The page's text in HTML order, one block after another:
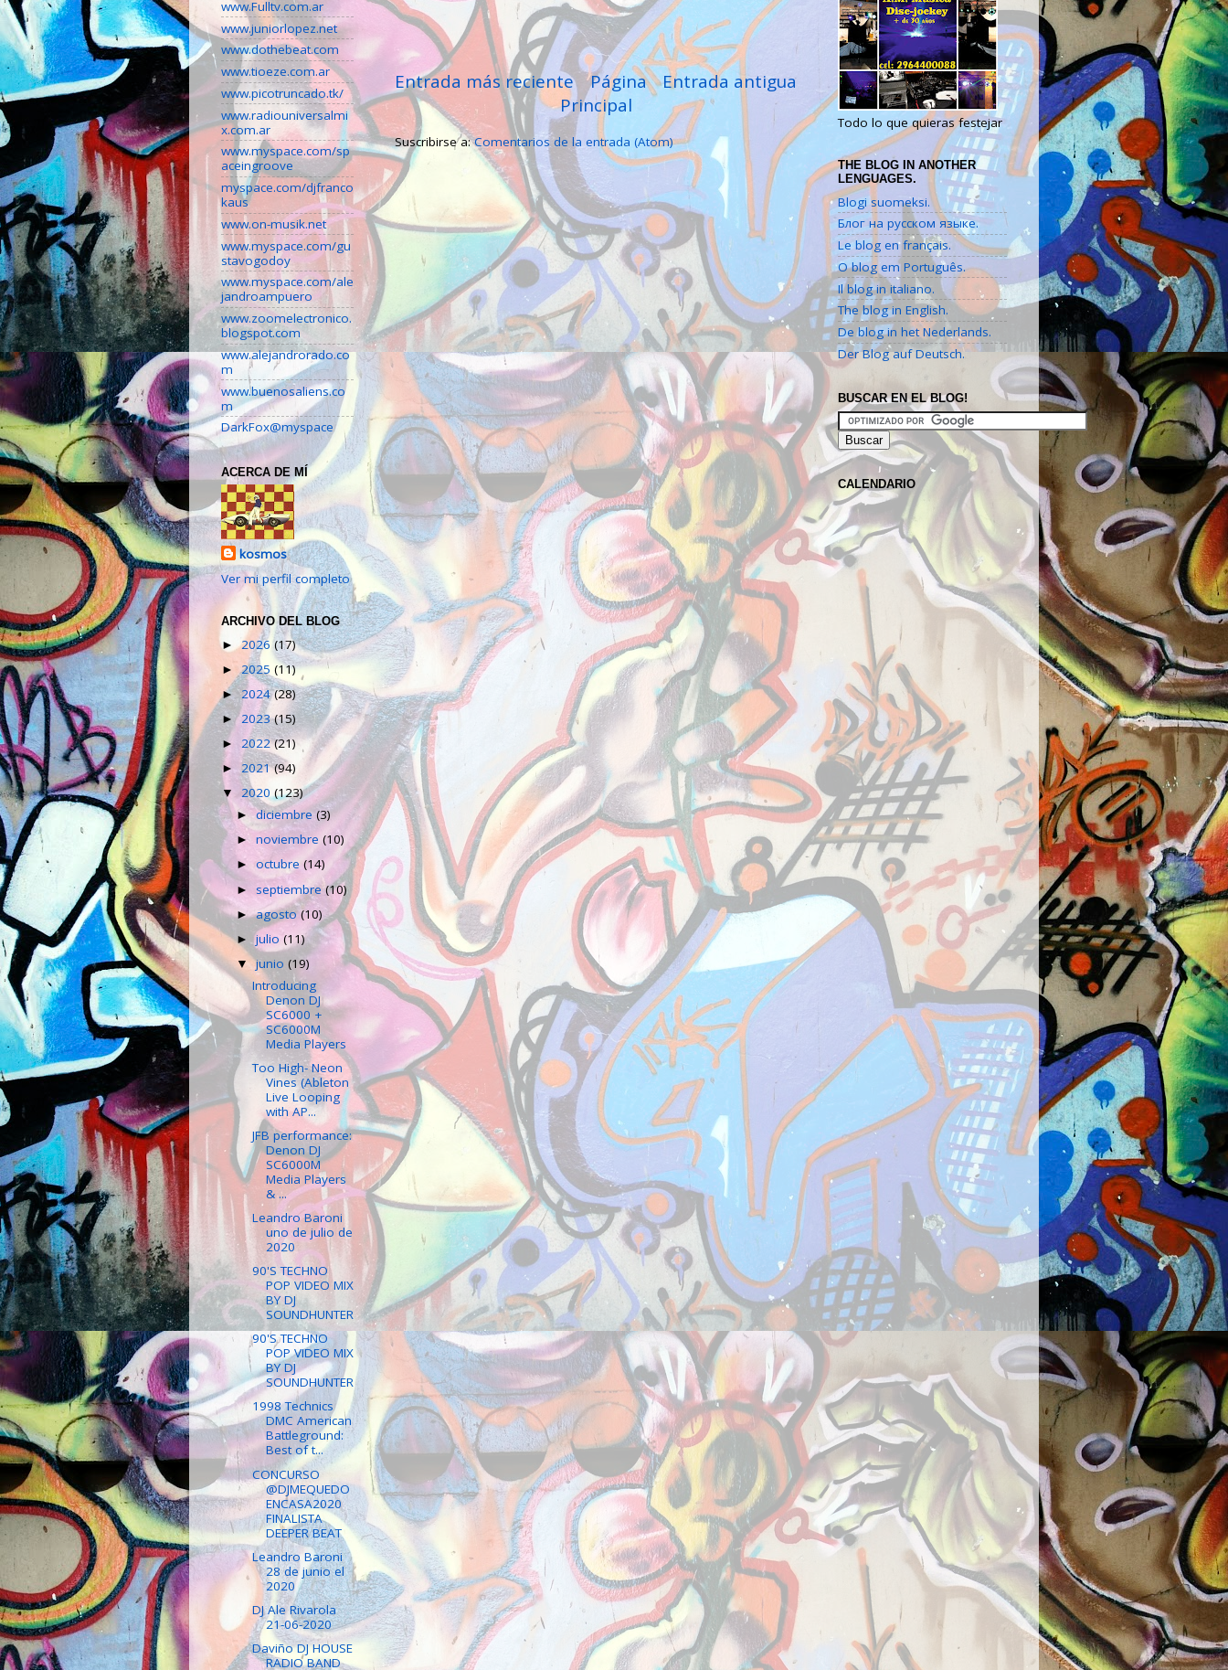
Entrada más reciente Entrada antigua
Página
Principal
Suscribirse a:Comentarios de la entrada (Atom)
www.Fulltv.com.ar
www.juniorlopez.net
www.dothebeat.com
www.tioeze.com.ar
www.picotruncado.tk/
www.radiouniversalmi
x.com.ar
www.myspace.com/sp
aceingroove
myspace.com/djfranco
kaus
www.on-musik.net
www.myspace.com/gu
stavogodoy
www.myspace.com/ale
jandroampuero
www.zoomelectronico.
blogspot.com
www.alejandrorado.co
m
www.buenosaliens.co
m
DarkFox@myspace
ACERCA DE MÍ
kosmos
Ver mi perfil completo
ARCHIVO DEL BLOG
►2026 (17)
►2025 (11)
►2024(28)
►2023(15)
► 2022(21)
► 2021(94)
▼ 2020(123)
►diciembre(3)
►noviembre(10)
►octubre(14)
►septiembre(10)
►agosto(10)
►julio(11)
▼junio(19)
Introducing
Denon DJ
SC6000 +
SC6000M
Media Players
Too High- Neon
Vines (Ableton
Live Looping
with AP...
JFB performance:
Denon DJ
SC6000M
Media Players
& ...
Leandro Baroni
uno de julio de
2020
90'S TECHNO
POP VIDEO MIX
BY DJ
SOUNDHUNTER
90'S TECHNO
POP VIDEO MIX
BY DJ
SOUNDHUNTER
1998 Technics
DMC American
Battleground:
Best of t...
CONCURSO
@DJMEQUEDO
ENCASA2020
FINALISTA
DEEPER BEAT
Leandro Baroni
28 de junio el
2020
DJ Ale Rivarola
21-06-2020
Daviño DJ HOUSE
RADIO BAND
Todo lo que quieras festejar
THE BLOG IN ANOTHER
LENGUAGES.
Blogi suomeksi.
Блог на русском языке.
Le blog en français.
O blog em Português.
Il blog in italiano.
The blog in English.
De blog in het Nederlands.
Der Blog auf Deutsch.
BUSCAR EN EL BLOG!
CALENDARIO